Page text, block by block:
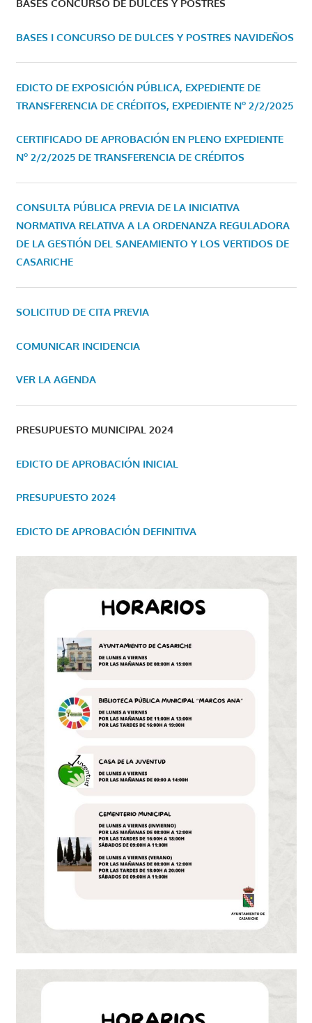
BASES CONCURSO DE DULCES Y POSTRES
BASES I CONCURSO DE DULCES Y POSTRES NAVIDEÑOS
EDICTO DE EXPOSICIÓN PÚBLICA, EXPEDIENTE DE
TRANSFERENCIA DE CRÉDITOS, EXPEDIENTE Nº 2/2/2025
CERTIFICADO DE APROBACIÓN EN PLENO EXPEDIENTE
Nº 2/2/2025 DE TRANSFERENCIA DE CRÉDITOS
CONSULTA PÚBLICA PREVIA DE LA INICIATIVA
NORMATIVA RELATIVA A LA ORDENANZA REGULADORA
DE LA GESTIÓN DEL SANEAMIENTO Y LOS VERTIDOS DE
CASARICHE
SOLICITUD DE CITA PREVIA
COMUNICAR INCIDENCIA
VER LA AGENDA
PRESUPUESTO MUNICIPAL 2024
EDICTO DE APROBACIÓN INICIAL
PRESUPUESTO 2024
EDICTO DE APROBACIÓN DEFINITIVA